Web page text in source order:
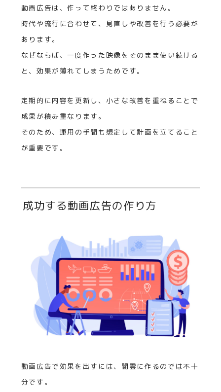
動画広告は、作って終わりではありません。
時代や流行に合わせて、見直しや改善を行う必要が
あります。
なぜならば、一度作った映像をそのまま使い続ける
と、効果が薄れてしまうためです。
定期的に内容を更新し、小さな改善を重ねることで
成果が積み重なります。
そのため、運用の手間も想定して計画を立てること
が重要です。
成功する動画広告の作り方
動画広告で効果を出すには、闇雲に作るのでは不十
分です。